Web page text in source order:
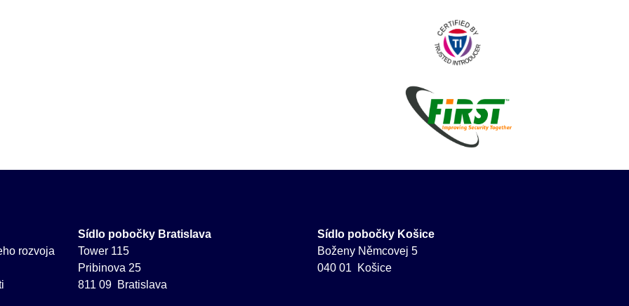
rozvoja
Sídlo pobočky Bratislava
Tower 115
Pribinova 25
811 09 Bratislava
Sídlo pobočky Košice
Boženy Němcovej 5
040 01 Košice